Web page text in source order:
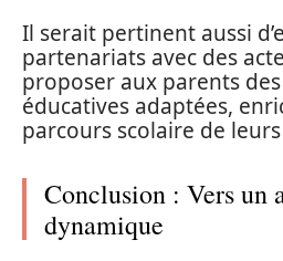
Il serait pertinent aussi
partenariats avec des
proposer aux parents
éducatives adaptées,
parcours scolaire de
Conclusion : Vers un
dynamique